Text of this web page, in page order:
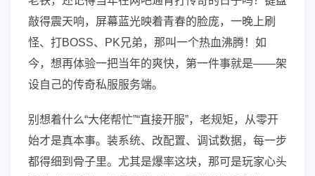
敲得震天响，屏幕蓝光映着青春的脸庞，一晚上刷
怪、打BOSS、PK兄弟，那叫一个热血沸腾！如
今，想再体验一把当年的爽快，第一件事就是——架
设自己的传奇私服服务端。
别想着什么“大佬帮忙”“直接开服”，老规矩，从零开
始才是真本事。装系统、改配置、调试数据，每一步
都得细到骨子里。尤其是爆率这块，那可是玩家心头